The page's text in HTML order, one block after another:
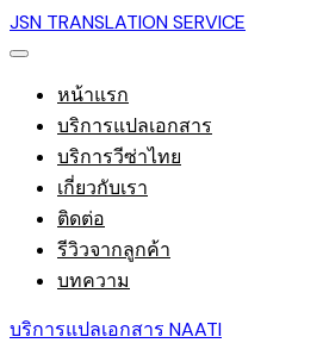
JSN TRANSLATION SERVICE
หน้าแรก
บริการแปลเอกสาร
บริการวีซ่าไทย
เกี่ยวกับเรา
ติดต่อ
รีวิวจากลูกค้า
บทความ
บริการแปลเอกสาร NAATI